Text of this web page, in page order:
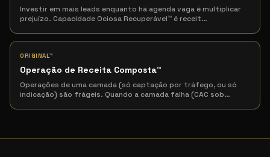
Investir em mais leads enquanto há agenda vaga é multiplicar
prejuízo. Capacidade Ociosa Recuperável™ é receit…
ORIGINAL™
Operação de Receita Composta™
Operações de uma camada (só captação por tráfego, ou só
indicação) são frágeis. Quando a camada falha (CAC sob…